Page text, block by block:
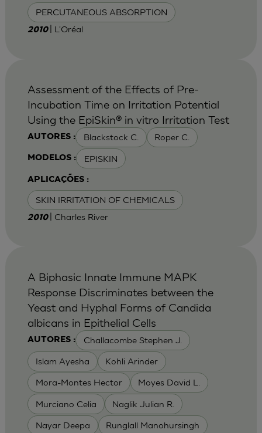
PERCUTANEOUS ABSORPTION
2010 | L'Oréal
AUTORES : Blackstock C. Roper C.
MODELOS : EPISKIN
APLICAÇÕES :
SKIN IRRITATION OF CHEMICALS
Assessment of the Effects of Pre-
Incubation Time on Irritation Potential
Using the EpiSkin® in vitro Irritation Test
2010 | Charles River
AUTORES : Challacombe Stephen J.
Islam Ayesha Kohli Arinder
Mora-Montes Hector Moyes David L.
Murciano Celia Naglik Julian R.
Nayar Deepa Runglall Manohursingh
A Biphasic Innate Immune MAPK
Response Discriminates between the
Yeast and Hyphal Forms of Candida
albicans in Epithelial Cells